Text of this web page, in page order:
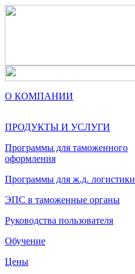
О КОМПАНИИ
ПРОДУКТЫ И УСЛУГИ
Программы для таможенного
оформления
Программы для ж.д. логистики
ЭПС в таможенные органы
Руководства пользователя
Обучение
Цены